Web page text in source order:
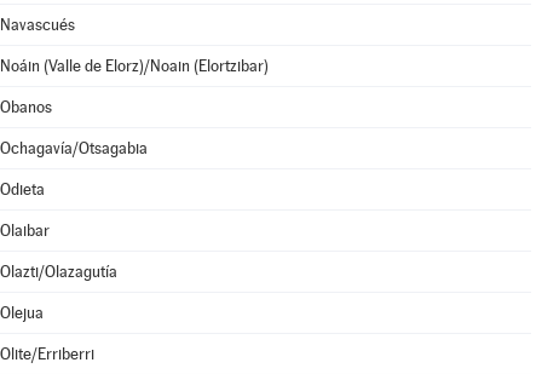
Navascués
Noáin (Valle de Elorz)/Noain (Elortzibar)
Obanos
Ochagavía/Otsagabia
Odieta
Olaibar
Olazti/Olazagutía
Olejua
Olite/Erriberri